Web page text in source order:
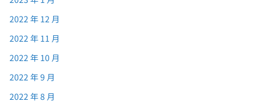
2022 年 12 月
2022 年 11 月
2022 年 10 月
2022 年 9 月
2022 年 8 月